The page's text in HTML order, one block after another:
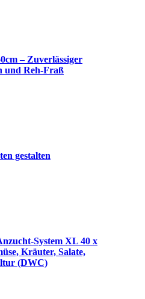
– Zuverlässiger
und Reh-Fraß
gestalten
System XL 40 x
Kräuter, Salate,
(DWC)